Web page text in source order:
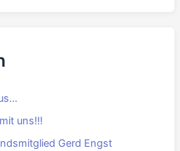
uns!!!
Gerd Engst